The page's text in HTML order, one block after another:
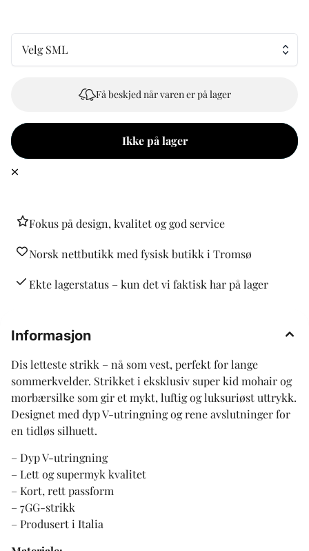
Velg SML
Få beskjed når varen er på lager
Ikke på lager
Fokus på design, kvalitet og god service
Norsk nettbutikk med fysisk butikk i Tromsø
Ekte lagerstatus – kun det vi faktisk har på lager
Informasjon
Dis letteste strikk – nå som vest, perfekt for lange
sommerkvelder. Strikket i eksklusiv super kid mohair og
morbærsilke som gir et mykt, luftig og luksuriøst uttrykk.
Designet med dyp V-utringning og rene avslutninger for
en tidløs silhuett.
– Dyp V-utringning
– Lett og supermyk kvalitet
– Kort, rett passform
– 7GG-strikk
– Produsert i Italia